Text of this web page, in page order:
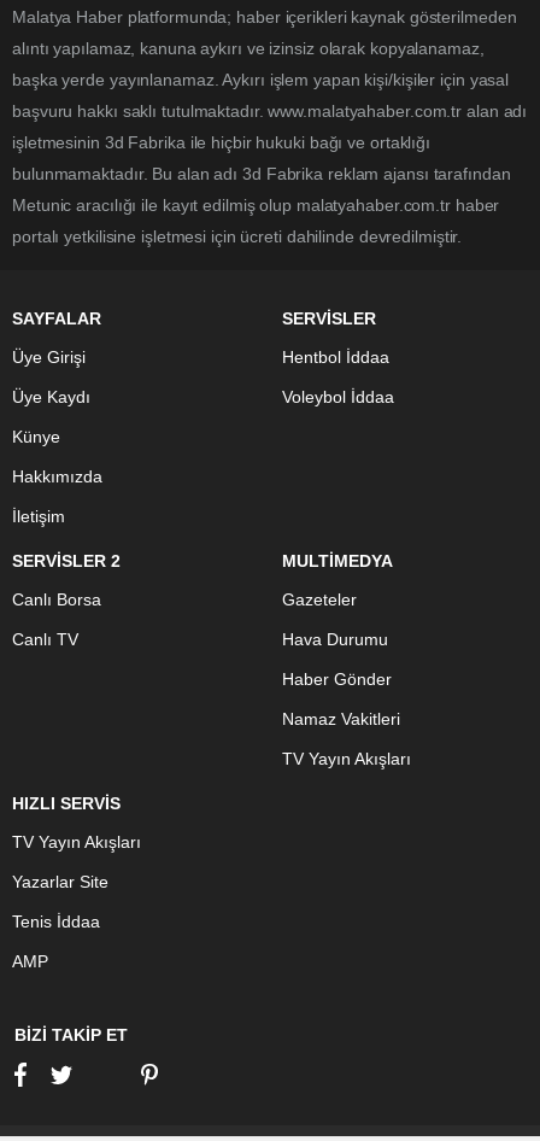
Malatya Haber platformunda; haber içerikleri kaynak gösterilmeden
alıntı yapılamaz, kanuna aykırı ve izinsiz olarak kopyalanamaz,
başka yerde yayınlanamaz. Aykırı işlem yapan kişi/kişiler için yasal
başvuru hakkı saklı tutulmaktadır. www.malatyahaber.com.tr alan adı
işletmesinin 3d Fabrika ile hiçbir hukuki bağı ve ortaklığı
bulunmamaktadır. Bu alan adı 3d Fabrika reklam ajansı tarafından
Metunic aracılığı ile kayıt edilmiş olup malatyahaber.com.tr haber
portalı yetkilisine işletmesi için ücreti dahilinde devredilmiştir.
SAYFALAR
Üye Girişi
Üye Kaydı
Künye
Hakkımızda
İletişim
SERVİSLER
Hentbol İddaa
Voleybol İddaa
SERVİSLER 2
Canlı Borsa
Canlı TV
MULTİMEDYA
Gazeteler
Hava Durumu
Haber Gönder
Namaz Vakitleri
TV Yayın Akışları
HIZLI SERVİS
TV Yayın Akışları
Yazarlar Site
Tenis İddaa
AMP
BİZİ TAKİP ET